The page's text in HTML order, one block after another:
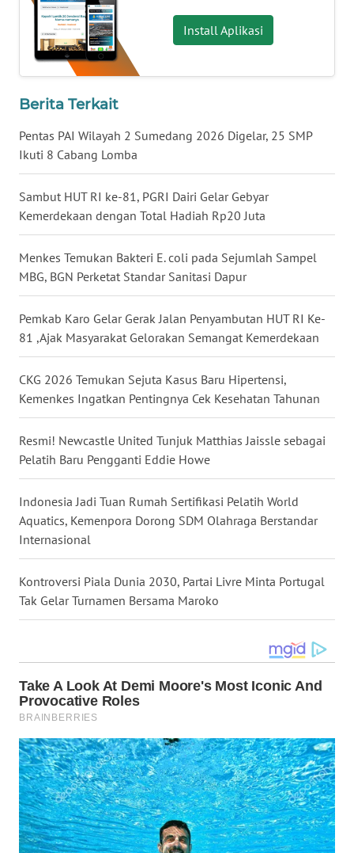
Install Aplikasi
Berita Terkait
Pentas PAI Wilayah 2 Sumedang 2026 Digelar, 25 SMP
Ikuti 8 Cabang Lomba
Sambut HUT RI ke-81, PGRI Dairi Gelar Gebyar
Kemerdekaan dengan Total Hadiah Rp20 Juta
Menkes Temukan Bakteri E. coli pada Sejumlah Sampel
MBG, BGN Perketat Standar Sanitasi Dapur
Pemkab Karo Gelar Gerak Jalan Penyambutan HUT RI Ke-
81 ,Ajak Masyarakat Gelorakan Semangat Kemerdekaan
CKG 2026 Temukan Sejuta Kasus Baru Hipertensi,
Kemenkes Ingatkan Pentingnya Cek Kesehatan Tahunan
Resmi! Newcastle United Tunjuk Matthias Jaissle sebagai
Pelatih Baru Pengganti Eddie Howe
Indonesia Jadi Tuan Rumah Sertifikasi Pelatih World
Aquatics, Kemenpora Dorong SDM Olahraga Berstandar
Internasional
Kontroversi Piala Dunia 2030, Partai Livre Minta Portugal
Tak Gelar Turnamen Bersama Maroko
WN
JATENG
WN
WN
JOGJA
WN
JATIM
WN
WN
WN
KALTARA
WN
KALSEL
KALTIM
WN
GORONTALO
WN
SULUT
WN
MALUKU